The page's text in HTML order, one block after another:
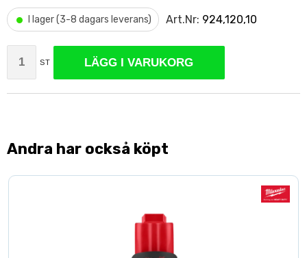
• I lager (3-8 dagars leverans) Art.Nr: 924,120,10
ST LÄGG I VARUKORG
Andra har också köpt